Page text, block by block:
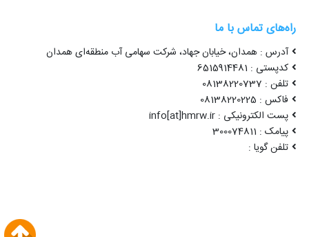
راه‌های تماس با ما
آدرس : همدان، خیابان جهاد، شرکت سهامی آب منطقه‌ای همدان
کدپستی : 6515914481
تلفن : 08138220737
فاکس : 08138220225
پست الکترونیکی : info[at]hmrw.ir
پیامک : 300074811
تلفن گویا :